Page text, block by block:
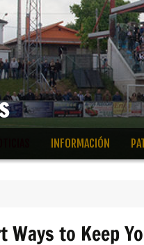
INFORMACIÓN
Ways to Keep